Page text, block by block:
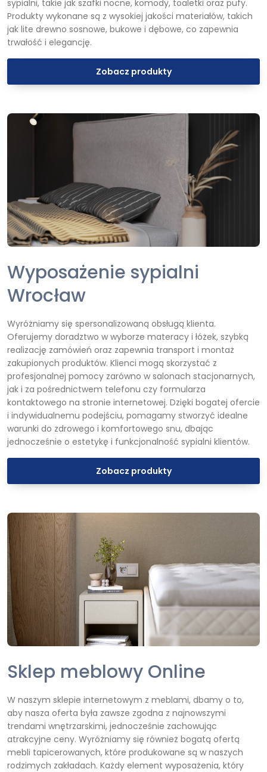
sypialni, takie jak szafki nocne, komody, toaletki oraz pufy.
Produkty wykonane są z wysokiej jakości materiałów, takich
jak lite drewno sosnowe, bukowe i dębowe, co zapewnia
trwałość i elegancję.
Zobacz produkty
Wyposażenie sypialni
Wrocław
Wyróżniamy się spersonalizowaną obsługą klienta.
Oferujemy doradztwo w wyborze materacy i łóżek, szybką
realizację zamówień oraz zapewnia transport i montaż
zakupionych produktów. Klienci mogą skorzystać z
profesjonalnej pomocy zarówno w salonach stacjonarnych,
jak i za pośrednictwem telefonu czy formularza
kontaktowego na stronie internetowej. Dzięki bogatej ofercie
i indywidualnemu podejściu, pomagamy stworzyć idealne
warunki do zdrowego i komfortowego snu, dbając
jednocześnie o estetykę i funkcjonalność sypialni klientów.
Zobacz produkty
Sklep meblowy Online
W naszym sklepie internetowym z meblami, dbamy o to,
aby nasza oferta była zawsze zgodna z najnowszymi
trendami wnętrzarskimi, jednocześnie zachowując
atrakcyjne ceny. Wyróżniamy się również bogatą ofertą
mebli tapicerowanych, które produkowane są w naszych
rodzimych zakładach. Każdy element wyposażenia, który